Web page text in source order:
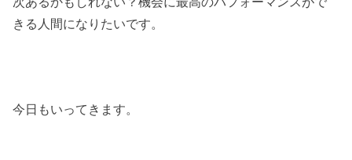
きる人間になりたいです。
今日もいってきます。